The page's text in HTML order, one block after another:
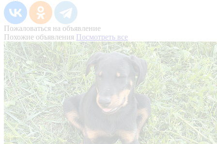
Пожаловаться на объявление
Похожие объявления Посмотреть все